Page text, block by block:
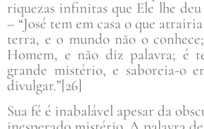
riquezas infinitas que Ele lhe deu
– “José tem em casa o que
terra, e o mundo não o
Homem, e não diz palavra; é
grande mistério, e saboreia-o
divulgar.”[26]
Sua fé é inabalável apesar da